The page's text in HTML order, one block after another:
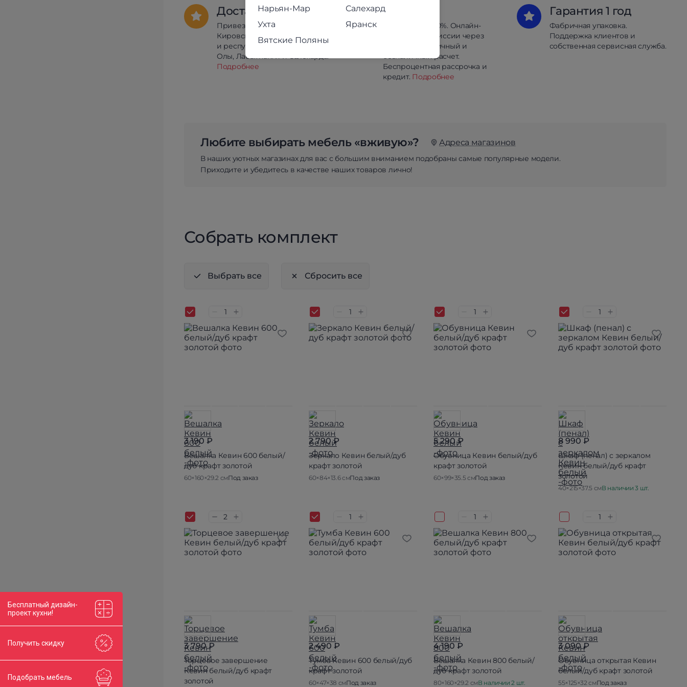
Доставка
Привезём в любой район
Кировской области
и республики Коми, Йошкар-
Олы, Лабытнанги и Салехарда.
Подробнее
Оплата
Предоплата 100%. Онлайн-
оплата без комиссии через
Сбербанк. Наличный и
безналичный расчет.
Беспроцентная рассрочка и
кредит. Подробнее
Гарантия 1 год
Фабричная упаковка.
Поддержка клиентов и
собственная сервисная служба.
Любите выбирать мебель «вживую»? Адреса магазинов
В наших уютных магазинах для вас с большим вниманием подобраны самые популярные модели.
Приходите и убедитесь в качестве наших товаров лично!
Собрать комплект
Выбрать все Сбросить все
3 190 ₽
Вешалка Кевин 600 белый/
дуб крафт золотой
60×160×29.2 смПод заказ
2 790 ₽
Зеркало Кевин белый/дуб
крафт золотой
60×84×13.6 смПод заказ
5 290 ₽
Обувница Кевин белый/дуб
крафт золотой
60×99×35.5 смПод заказ
8 990 ₽
Шкаф (пенал) с зеркалом
Кевин белый/дуб крафт
золотой
40×215×37.5 смВ наличии 3 шт.
3 790 ₽
Торцевое завершение
Кевин белый/дуб крафт
золотой
2 490 ₽
Тумба Кевин 600 белый/дуб
крафт золотой
60×47×38 смПод заказ
4 190 ₽
Вешалка Кевин 800 белый/
дуб крафт золотой
80×160×29.2 смВ наличии 2 шт.
3 090 ₽
Обувница открытая Кевин
белый/дуб крафт золотой
55×125×32 смПод заказ
Нарьян-Мар
Салехард
Ухта
Яранск
Вятские Поляны
Бесплатный дизайн-
проект кухни!
Получить скидку
Подобрать мебель